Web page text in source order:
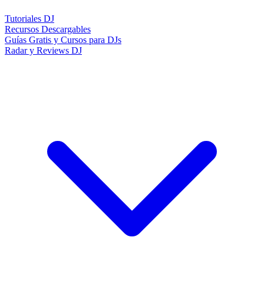
Tutoriales DJ
Recursos Descargables
Guías Gratis y Cursos para DJs
Radar y Reviews DJ